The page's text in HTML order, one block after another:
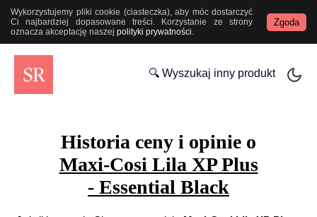
Wykorzystujemy pliki cookie (ciasteczka), aby móc dostarczyć
Ci najbardziej dopasowane treści. Korzystanie ze strony
oznacza akceptację naszej polityki prywatności.
Zgoda
🔍 Wyszukaj inny produkt
Historia ceny i opinie o
Maxi-Cosi Lila XP Plus
- Essential Black